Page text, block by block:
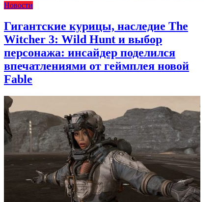
Новости
Гигантские курицы, наследие The
Witcher 3: Wild Hunt и выбор
персонажа: инсайдер поделился
впечатлениями от геймплея новой
Fable